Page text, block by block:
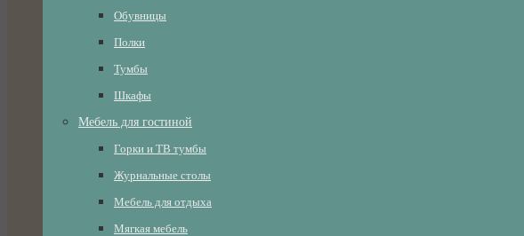
Обувницы
Полки
Тумбы
Шкафы
Мебель для гостиной
Горки и ТВ тумбы
Журнальные столы
Мебель для отдыха
Мягкая мебель